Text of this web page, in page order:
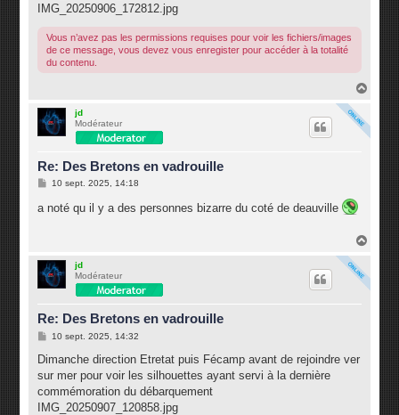
IMG_20250906_172812.jpg
Vous n’avez pas les permissions requises pour voir les fichiers/images
de ce message, vous devez vous enregister pour accéder à la totalité
du contenu.
t
jd
Modérateur
Re: Des Bretons en vadrouille
M
s
s
10 sept. 2025, 14:18
a noté qu il y a des personnes bizarre du coté de deauville
t
jd
Modérateur
Re: Des Bretons en vadrouille
M
s
a
g
10 sept. 2025, 14:32
Dimanche direction Etretat puis Fécamp avant de rejoindre ver
sur mer pour voir les silhouettes ayant servi à la dernière
commémoration du débarquement
IMG_20250907_120858.jpg